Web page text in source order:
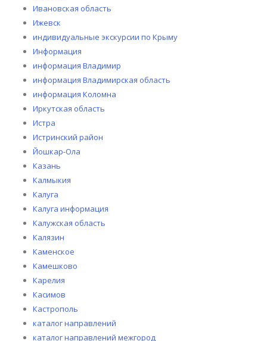
Ивановская область
Ижевск
индивидуальные экскурсии по Крыму
Информация
информация Владимир
информация Владимирская область
информация Коломна
Иркутская область
Истра
Истринский район
Йошкар-Ола
Казань
Калмыкия
Калуга
Калуга информация
Калужская область
Калязин
Каменское
Камешково
Карелия
Касимов
Кастрополь
каталог направлений
каталог направлений межгород